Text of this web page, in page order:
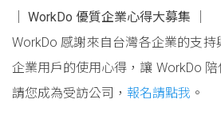
│ WorkDo 優質企業心得大募集 │
WorkDo 感謝來自台灣各企業的支
企業用戶的使用心得，讓 WorkDo
請您成為受訪公司， 報名請點我 。